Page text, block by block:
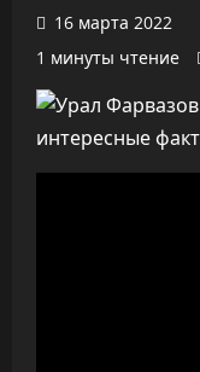
16 марта 2022
1 минуты чтение